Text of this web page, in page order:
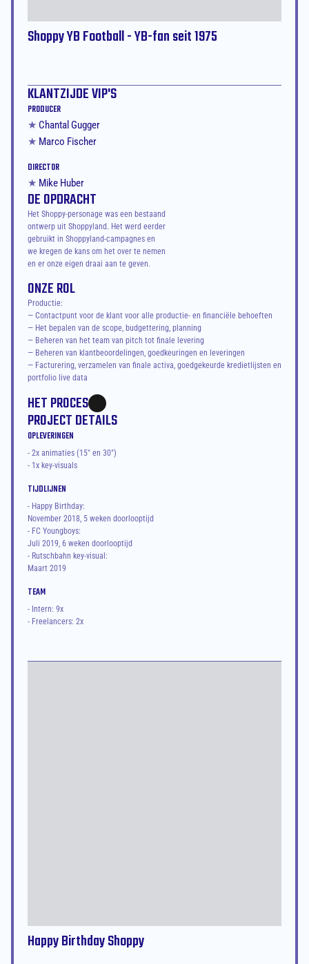
Shoppy YB Football - YB-fan seit 1975
KLANTZIJDE VIP'S
PRODUCER
★ Chantal Gugger
★ Marco Fischer
DIRECTOR
★ Mike Huber
DE OPDRACHT
Het Shoppy-personage was een bestaand
ontwerp uit Shoppyland. Het werd eerder
gebruikt in Shoppyland-campagnes en
we kregen de kans om het over te nemen
en er onze eigen draai aan te geven.
ONZE ROL
Productie:
— Contactpunt voor de klant voor alle productie- en financiële behoeften
— Het bepalen van de scope, budgettering, planning
— Beheren van het team van pitch tot finale levering
— Beheren van klantbeoordelingen, goedkeuringen en leveringen
— Facturering, verzamelen van finale activa, goedgekeurde kredietlijsten en
portfolio live data‍
HET PROCES
PROJECT DETAILS
OPLEVERINGEN
- 2x animaties (15" en 30")
- 1x key-visuals
TIJDLIJNEN
- Happy Birthday:
November 2018, 5 weken doorlooptijd
- FC Youngboys:
Juli 2019, 6 weken doorlooptijd
- Rutschbahn key-visual:
Maart 2019
TEAM
- Intern: 9x
- Freelancers: 2x
Happy Birthday Shoppy